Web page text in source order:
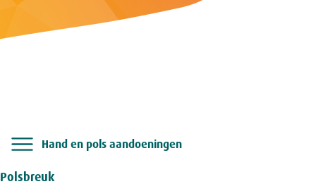
Hand en pols aandoeningen
Polsbreuk